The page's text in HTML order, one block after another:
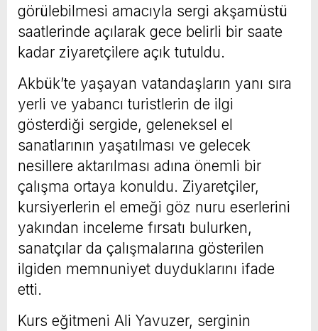
görülebilmesi amacıyla sergi akşamüstü
saatlerinde açılarak gece belirli bir saate
kadar ziyaretçilere açık tutuldu.
Akbük’te yaşayan vatandaşların yanı sıra
yerli ve yabancı turistlerin de ilgi
gösterdiği sergide, geleneksel el
sanatlarının yaşatılması ve gelecek
nesillere aktarılması adına önemli bir
çalışma ortaya konuldu. Ziyaretçiler,
kursiyerlerin el emeği göz nuru eserlerini
yakından inceleme fırsatı bulurken,
sanatçılar da çalışmalarına gösterilen
ilgiden memnuniyet duyduklarını ifade
etti.
Kurs eğitmeni Ali Yavuzer, serginin